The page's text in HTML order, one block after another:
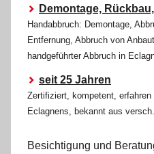
Demontage,
Handabbruch: Demontage,
Entfernung, Abbruch von
handgeführter Abbruch in
seit 25 Jahren
Zertifiziert, kompetent, erfahren
Eclagnens, bekannt aus
Besichtigung und